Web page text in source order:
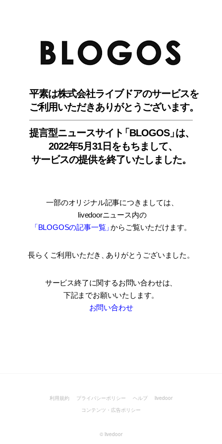
平素は株式会社ライブドアのサービスを
ご利用いただきありがとうございます。
提言型ニュースサイ ト「BLOGOS」は、
2022年5月31日をもちまして、
サービスの提供を終了いたしました。
一部のオリジナル記事につきましては
livedoorニュース内の
「BLOGOSの記事一覧」からご覧いただけます。
長らくご利用いただき ありがとうございました。
サービス終了に関するお問い合わせは、
下記までお願いいたします。
お問い合わせ
利用規約 プライバシーポリシー ヘルプ
livedoor
コンテンツ・広告ポリシー
© livedoor